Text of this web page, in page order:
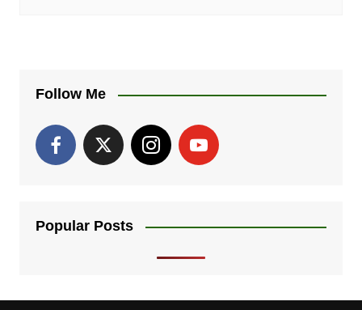
Follow Me
Popular Posts